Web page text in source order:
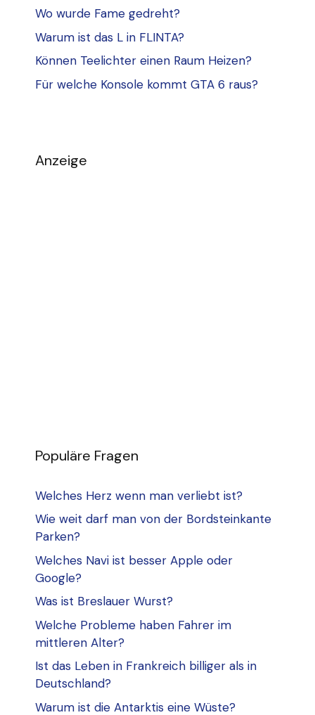
Wo wurde Fame gedreht?
Warum ist das L in FLINTA?
Können Teelichter einen Raum Heizen?
Für welche Konsole kommt GTA 6 raus?
Anzeige
Populäre Fragen
Welches Herz wenn man verliebt ist?
Wie weit darf man von der Bordsteinkante
Parken?
Welches Navi ist besser Apple oder
Google?
Was ist Breslauer Wurst?
Welche Probleme haben Fahrer im
mittleren Alter?
Ist das Leben in Frankreich billiger als in
Deutschland?
Warum ist die Antarktis eine Wüste?